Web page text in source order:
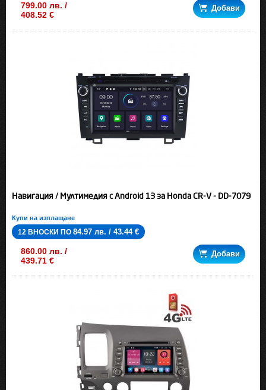
799.00 лв. /
408.52 €
Добави
Навигация / Мултимедия с Android 13 за Honda CR-V - DD-7079
Купи на изплащане
12 ВНОСКИ ПО 84.97 лв. / 43.44 €
860.00 лв. /
439.71 €
Добави